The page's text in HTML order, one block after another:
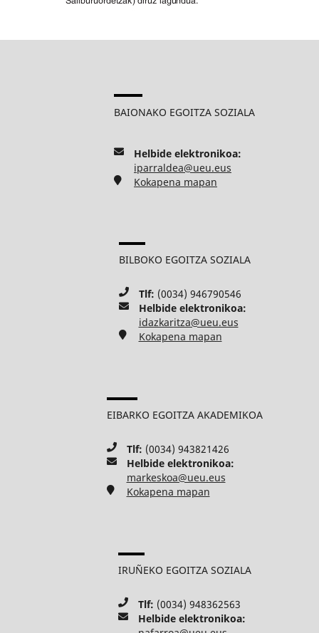
BAIONAKO EGOITZA SOZIALA
Helbide elektronikoa:
iparraldea@ueu.eus
Kokapena mapan
BILBOKO EGOITZA SOZIALA
Tlf: (0034) 946790546
Helbide elektronikoa:
idazkaritza@ueu.eus
Kokapena mapan
EIBARKO EGOITZA AKADEMIKOA
Tlf: (0034) 943821426
Helbide elektronikoa:
markeskoa@ueu.eus
Kokapena mapan
IRUÑEKO EGOITZA SOZIALA
Tlf: (0034) 948362563
Helbide elektronikoa: